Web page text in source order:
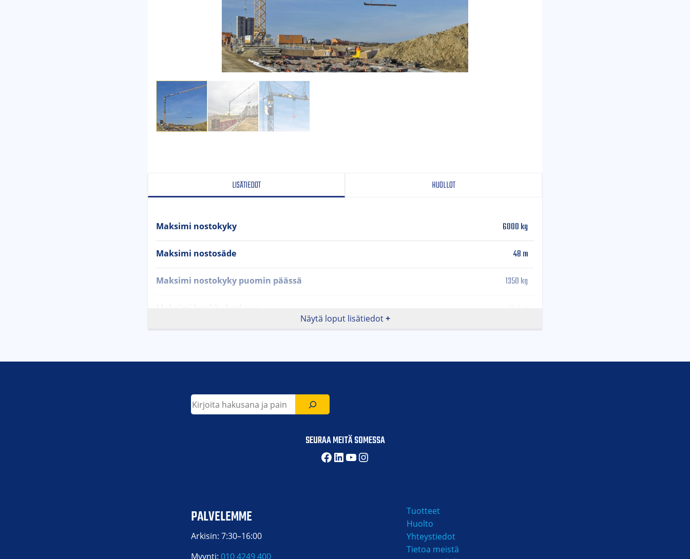
LISÄTIEDOT HUOLLOT
Maksimi nostokyky 6000 kg
Maksimi nostosäde 48 m
Maksimi nostokyky puomin päässä 1350 kg
Näytä loput lisätiedot
SEURAA MEITÄ SOMESSA
Facebook
LinkedIn
YouTube
Instagram
PALVELEMME
Arkisin: 7:30–16:00
Myynti: 010 4249 400
Tuotteet
Huolto
Yhteystiedot
Tietoa meistä